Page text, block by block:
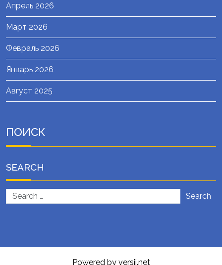
Апрель 2026
Март 2026
Февраль 2026
Январь 2026
Август 2025
ПОИСК
SEARCH
Search
Powered by versii.net